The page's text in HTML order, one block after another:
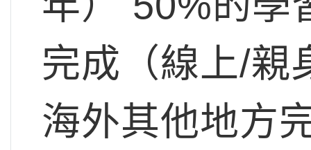
完成（線上/親
海外其他地方